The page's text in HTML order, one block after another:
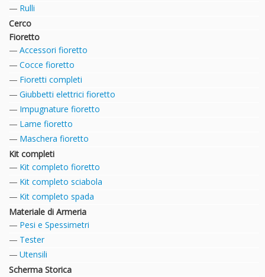
Rulli
Cerco
Fioretto
Accessori fioretto
Cocce fioretto
Fioretti completi
Giubbetti elettrici fioretto
Impugnature fioretto
Lame fioretto
Maschera fioretto
Kit completi
Kit completo fioretto
Kit completo sciabola
Kit completo spada
Materiale di Armeria
Pesi e Spessimetri
Tester
Utensili
Scherma Storica